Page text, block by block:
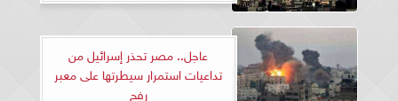
عاجل.. مصر تحذر إسرائيل من
تداعيات استمرار سيطرتها على معبر
رفح